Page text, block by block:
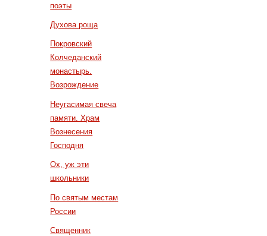
поэты
Духова роща
Покровский
Колчеданский
монастырь.
Возрождение
Неугасимая свеча
памяти. Храм
Вознесения
Господня
Ох, уж эти
школьники
По святым местам
России
Священник